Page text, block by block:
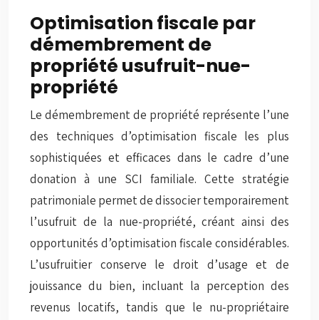
Optimisation fiscale par
démembrement de
propriété usufruit-nue-
propriété
Le démembrement de propriété représente l’une
des techniques d’optimisation fiscale les plus
sophistiquées et efficaces dans le cadre d’une
donation à une SCI familiale. Cette stratégie
patrimoniale permet de dissocier temporairement
l’usufruit de la nue-propriété, créant ainsi des
opportunités d’optimisation fiscale considérables.
L’usufruitier conserve le droit d’usage et de
jouissance du bien, incluant la perception des
revenus locatifs, tandis que le nu-propriétaire